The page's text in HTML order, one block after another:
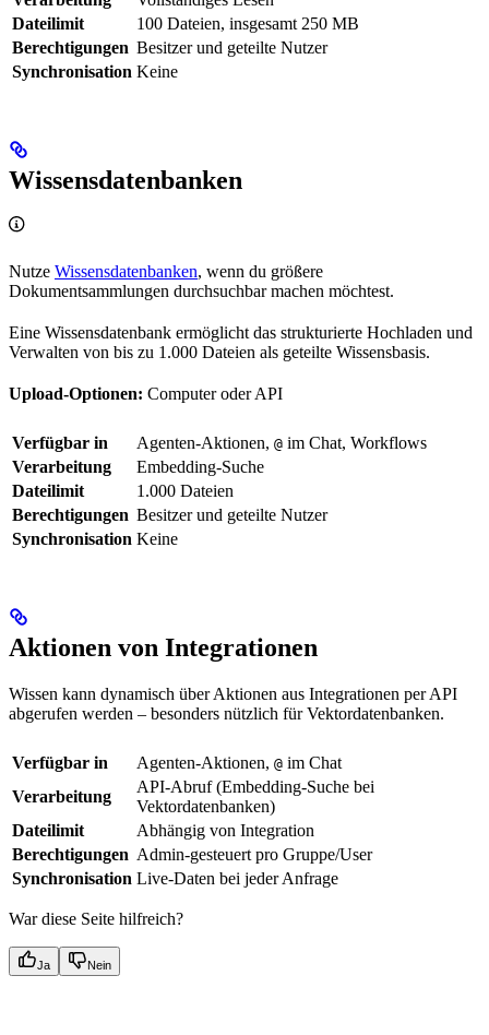
Dateilimit
100 Dateien, insgesamt 250 MB
Berechtigungen Besitzer und geteilte Nutzer
Synchronisation Keine
Wissensdatenbanken
Nutze Wissensdatenbanken, wenn du größere
Dokumentsammlungen durchsuchbar machen möchtest.
Eine Wissensdatenbank ermöglicht das strukturierte Hochladen und
Verwalten von bis zu 1.000 Dateien als geteilte Wissensbasis.
Upload-Optionen: Computer oder API
Verfügbar in Agenten-Aktionen, @ im Chat, Workflows
Verarbeitung
Embedding-Suche
Dateilimit
1.000 Dateien
Berechtigungen Besitzer und geteilte Nutzer
Synchronisation Keine
Aktionen von Integrationen
Wissen kann dynamisch über Aktionen aus Integrationen per API
abgerufen werden – besonders nützlich für Vektordatenbanken.
Verfügbar in Agenten-Aktionen, @ im Chat
Verarbeitung
API-Abruf (Embedding-Suche bei
Vektordatenbanken)
Dateilimit
Abhängig von Integration
Berechtigungen Admin-gesteuert pro Gruppe/User
Synchronisation Live-Daten bei jeder Anfrage
War diese Seite hilfreich?
Ja Nein